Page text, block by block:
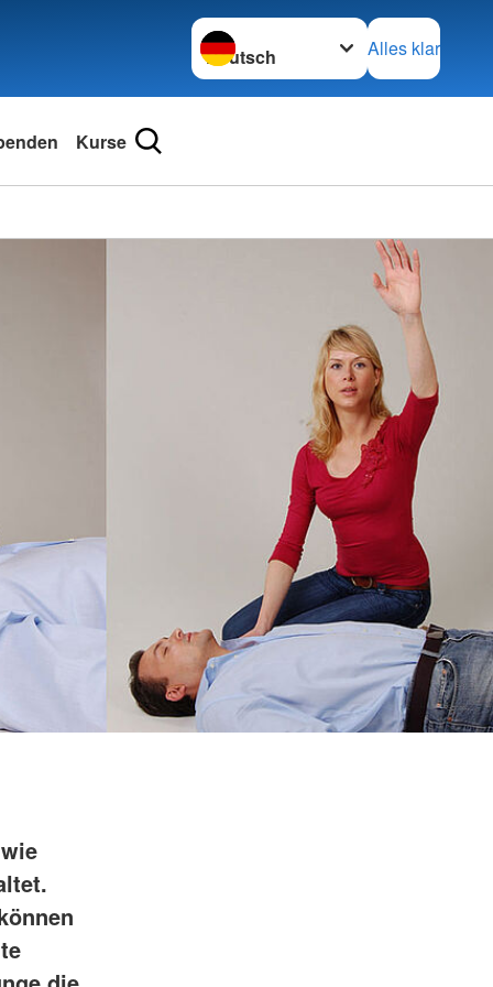
Sprache wechseln zu
Alles klar
Kurse